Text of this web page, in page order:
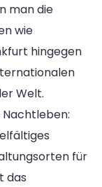
man die
wie
hingegen
Welt.
für
das